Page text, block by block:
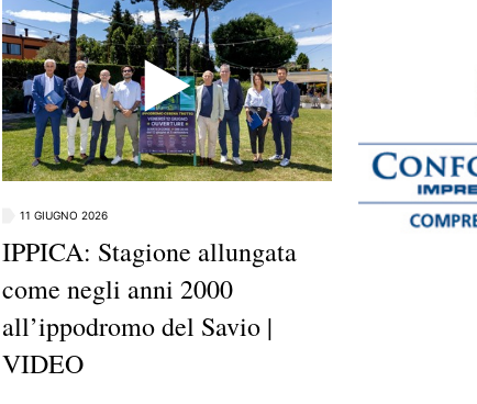
11 GIUGNO 2026
IPPICA: Stagione allungata
come negli anni 2000
all’ippodromo del Savio |
VIDEO